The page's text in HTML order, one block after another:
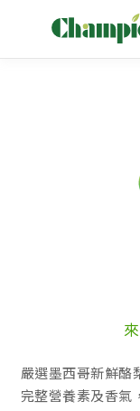
嚴選墨西哥新鮮酪
完整營養素及香氣